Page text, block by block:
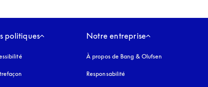
politiques
s’ouvre dans un nouvel onglet
s’ouvre dans un nouvel onglet
Notre entreprise
À propos de Bang & Olufsen
Responsabilité